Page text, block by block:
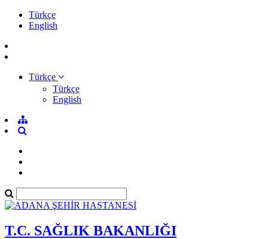
Türkçe
English
Türkçe
Türkçe
English
T.C. SAĞLIK BAKANLIĞI